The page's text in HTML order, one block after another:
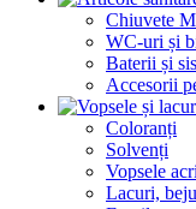
Chiuvete
WC-uri și
Baterii și
Accesorii
Coloranți
Solvenți
Vopsele
Lacuri,